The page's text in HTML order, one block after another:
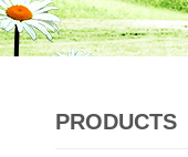
PRODUCTS